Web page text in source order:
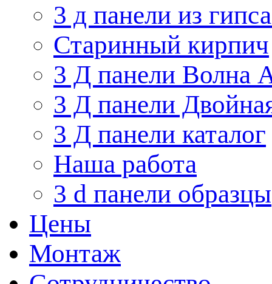
3 д панели из
Старинный кирпич
3 Д панели Волна
3 Д панели
3 Д панели каталог
Наша работа
3 d панели образцы
Цены
Монтаж